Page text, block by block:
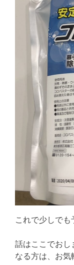
これで少しでも
話はここでおし
なる方は、お気